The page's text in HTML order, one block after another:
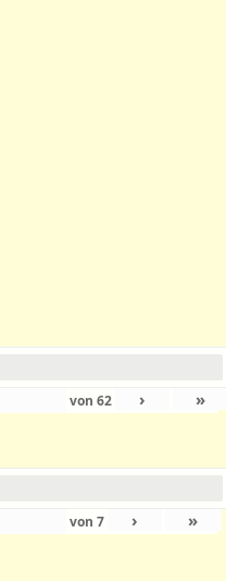
von62 › »
von7 › »